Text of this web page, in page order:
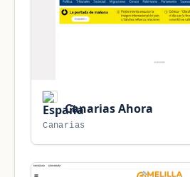
Canarias Ahora
Canarias